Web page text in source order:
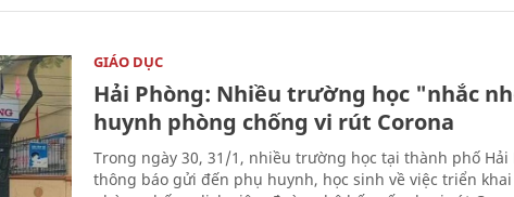
GIÁO DỤC
Hải Phòng: Nhiều trường học "nhắc
huynh phòng chống vi rút Corona
Trong ngày 30, 31/1, nhiều trường học tại thành phố Hải
thông báo gửi đến phụ huynh, học sinh về việc triển